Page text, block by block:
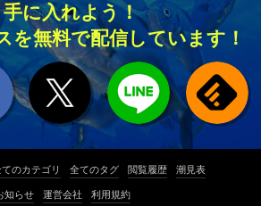
に入れよう！
を無料で配信しています！
のカテゴリ 全てのタグ 閲覧履歴 潮見表
知らせ 運営会社 利用規約